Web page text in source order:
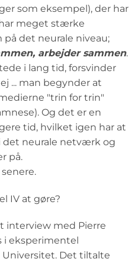
som eksempel), der har
meget stærke
det neurale niveau;
arbejder sammen.
i lang tid, forsvinder
... man begynder at
"trin for trin"
Og det er en
tid, hvilket igen har at
neurale netværk og
på.
IV at gøre?
interview med Pierre
i eksperimentel
Det tiltalte